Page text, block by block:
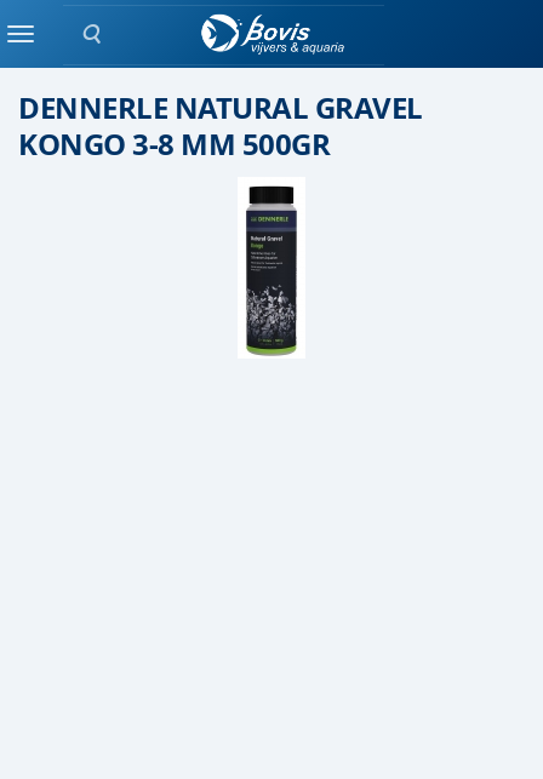
Zoeken
MenuSteen
DENNERLE NATURAL GRAVEL
KONGO 3-8 MM 500GR